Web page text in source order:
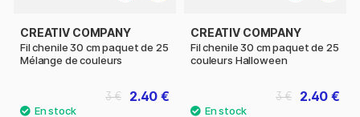
CREATIV COMPANY
Fil chenile 30 cm paquet de 25
Mélange de couleurs
2.40 €
3 €
CREATIV COMPANY
Fil chenile 30 cm paquet de 25
couleurs Halloween
2.40 €
3 €